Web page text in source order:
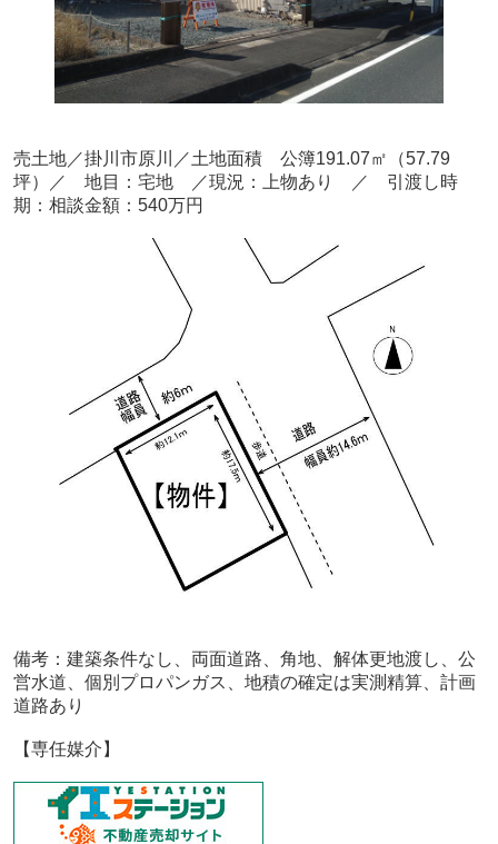
売土地／掛川市原川／土地面積 公簿191.07㎡（57.79
坪）／ 地目：宅地 ／現況：上物あり
／ 引渡し時
期：相談金額：540万円
備考： 建築条件なし、両面道路、角地、解体更地渡し、公
営水道、個別プロパンガス、 地積の確定は実測精算、計画
道路あり
【専任媒介 】